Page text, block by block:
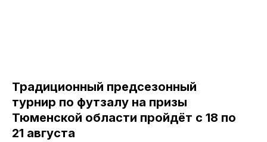
Традиционный предсезонный
турнир по футзалу на призы
Тюменской области пройдёт с 18 по
21 августа